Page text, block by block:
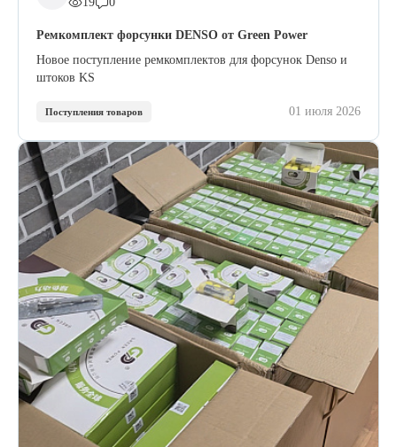
Ремкомплект форсунки DENSO от Green Power
Новое поступление ремкомплектов для форсунок Denso и
штоков KS
Поступления товаров 01 июля 2026